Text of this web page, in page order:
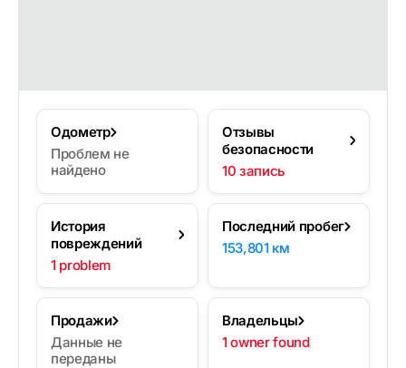
Одометр
Проблем не
найдено
Отзывы
безопасности
10 запись
История
повреждений
1 problem
Последний пробег
153,801 км
Продажи
Данные не
переданы
Владельцы
1 owner found